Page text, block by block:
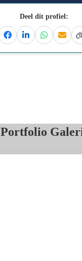
Deel dit profiel:
FacebookLinkedinWhatsapp
Email
Portfolio